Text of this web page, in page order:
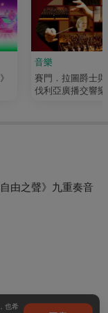
音樂
賽門．拉圖爵士與
伐利亞廣播交響樂
由之聲》九重奏音
也希